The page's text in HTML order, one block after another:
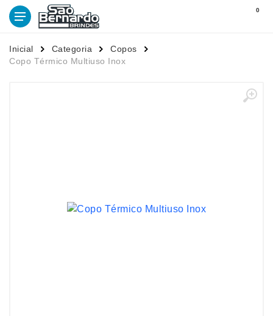
0
Inicial Categoria
Copos
Copo Térmico Multiuso Inox